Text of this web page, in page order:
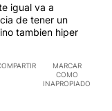
igual va a
de tener un
tambien hiper
MARCAR
COMO
INAPROPIADO